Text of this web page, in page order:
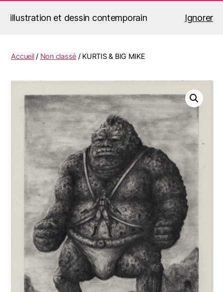
illustration et dessin contemporain Ignorer
Jérémy Le Corvaisier
Accueil/ Non classé / KURTIS & BIG MIKE